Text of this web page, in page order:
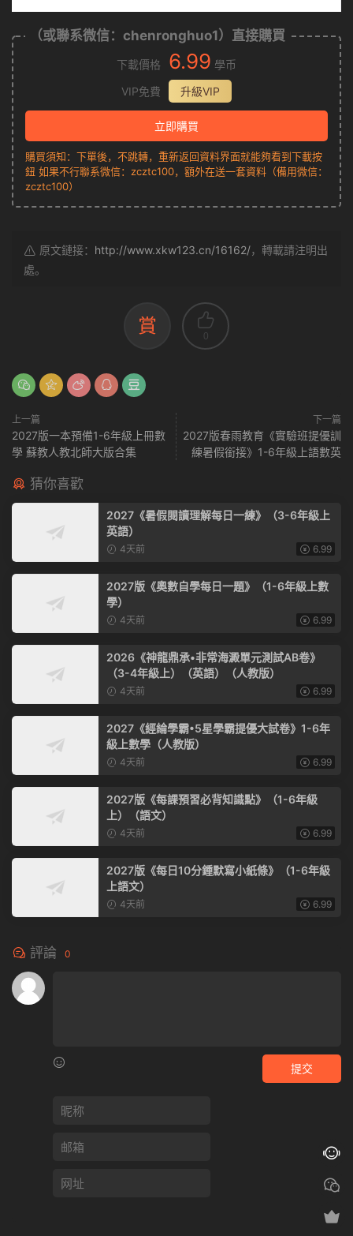
（或聯系微信：chenronghuo1）直接購買
下載價格 6.99 學币
VIP免費
升級VIP
立即購買
購買須知：下單後，不跳轉，重新返回資料界面就能夠看到下載按
鈕 如果不行聯系微信：zcztc100，額外在送一套資料（備用微信：
zcztc100）
原文鏈接： http://www.xkw123.cn/16162/，轉載請注明出
處。
賞 0
上一篇
2027版一本預備1-6年級上冊數
學 蘇教人教北師大版合集
下一篇
2027版春雨教育《實驗班提優訓
練暑假銜接》1-6年級上語數英
猜你喜歡
2027《暑假閱讀理解每日一練》（3-6年級上
英語）
4天前 6.99
2027版《奧數自學每日一題》（1-6年級上數
學）
4天前 6.99
2026《神龍鼎承•非常海澱單元測試AB卷》
（3-4年級上）（英語）（人教版）
4天前 6.99
2027《經綸學霸•5星學霸提優大試卷》1-6年
級上數學（人教版）
4天前 6.99
2027版《每課預習必背知識點》（1-6年級
上）（語文）
4天前 6.99
2027版《每日10分鍾默寫小紙條》（1-6年級
上語文）
4天前 6.99
評論 0
提交